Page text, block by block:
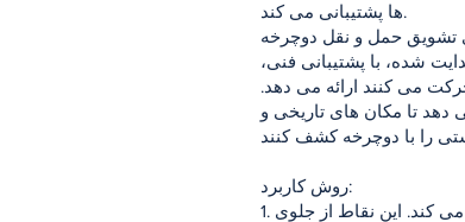
ها پشتیبانی می کند.
تشویق حمل و نقل دوچرخه
شده، با پشتیبانی فنی،
می کنند ارائه می دهد.
دهد تا مکان های تاریخی و
روش کاربرد:
1. نقاط عزیمت: قطار دوچرخه از مکان های تعیین شده حرکت می کند. این نقاط از جلوی